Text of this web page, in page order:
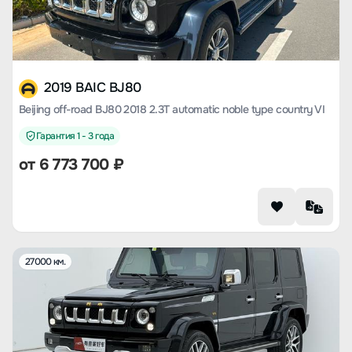
2019 BAIC BJ80
Beijing off-road BJ80 2018 2.3T automatic noble type country VI
Гарантия 1 - 3 года
от 6 773 700₽
27000 км.